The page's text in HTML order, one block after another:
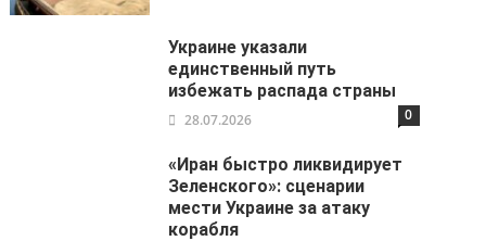
Украине указали
единственный путь
избежать распада страны
28.07.2026 0
«Иран быстро ликвидирует
Зеленского»: сценарии
мести Украине за атаку
корабля